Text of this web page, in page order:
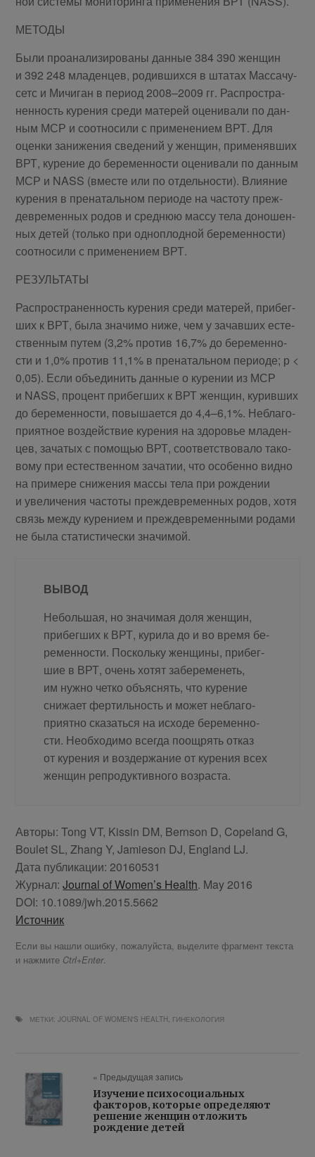
МЕТОДЫ
Были про­ана­ли­зи­ро­ва­ны дан­ные 384 390 жен­щин
и 392 248 мла­ден­цев, ро­див­ших­ся в шта­тах Мас­са­чу­
сетс и Мичи­ган в пе­ри­од 2008–2009 гг. Рас­про­стра­
нен­ность ку­ре­ния сре­ди ма­те­рей оце­ни­ва­ли по дан­
ным МСР и со­от­но­си­ли с при­ме­не­ни­ем ВРТ. Для
оцен­ки за­ни­же­ния све­де­ний у жен­щин, при­ме­няв­ших
ВРТ, ку­ре­ние до бе­ре­мен­но­сти оце­ни­ва­ли по дан­ным
МСР и NASS (вме­сте или по от­дель­но­сти). Вли­я­ние
ку­ре­ния в пре­на­таль­ном пе­ри­о­де на ча­сто­ту преж­
девре­мен­ных ро­дов и сред­нюю мас­су тела до­но­шен­
ных де­тей (толь­ко при од­но­плод­ной бе­ре­мен­но­сти)
со­от­но­си­ли с при­ме­не­ни­ем ВРТ.
РЕЗУЛЬТАТЫ
Рас­про­стра­нен­ность ку­ре­ния сре­ди ма­те­рей, при­бег­
ших к ВРТ, была зна­чи­мо ниже, чем у за­чав­ших есте­
ствен­ным пу­тем (3,2% про­тив 16,7% до бе­ре­мен­но­
сти и 1,0% про­тив 11,1% в пре­на­таль­ном пе­ри­о­де; р <
0,05). Если объ­еди­нить дан­ные о ку­ре­нии из МСР
и NASS, про­цент при­бег­ших к ВРТ жен­щин, ку­рив­ших
до бе­ре­мен­но­сти, по­вы­ша­ет­ся до 4,4–6,1%. Небла­го­
при­ят­ное воз­дей­ствие ку­ре­ния на здо­ро­вье мла­ден­
цев, за­ча­тых с по­мо­щью ВРТ, со­от­вет­ство­ва­ло та­ко­
во­му при есте­ствен­ном за­ча­тии, что осо­бен­но вид­но
на при­ме­ре сни­же­ния мас­сы тела при рож­де­нии
и уве­ли­че­ния ча­сто­ты преж­девре­мен­ных ро­дов, хотя
связь меж­ду ку­ре­ни­ем и преж­девре­мен­ны­ми ро­да­ми
не была ста­ти­сти­че­ски зна­чи­мой.
ВЫВОД
Неболь­шая, но зна­чи­мая доля жен­щин,
при­бег­ших к ВРТ, ку­ри­ла до и во вре­мя бе­
ре­мен­но­сти. Посколь­ку жен­щи­ны, при­бег­
шие в ВРТ, очень хо­тят за­бе­ре­ме­неть,
им нуж­но чет­ко объ­яс­нять, что ку­ре­ние
сни­жа­ет фер­тиль­ность и мо­жет небла­го­
при­ят­но ска­зать­ся на ис­хо­де бе­ре­мен­но­
сти. Необ­хо­ди­мо все­гда по­ощ­рять от­каз
от ку­ре­ния и воз­дер­жа­ние от ку­ре­ния всех
жен­щин ре­про­дук­тив­но­го воз­раста.
Авторы: Tong VT, Kissin DM, Bernson D, Copeland G,
Boulet SL, Zhang Y, Jamieson DJ, England LJ.
Дата публикации: 20160531
Журнал: Journal of Women’s Health. May 2016
DOI: 10.1089/jwh.2015.5662
Источник
Если вы нашли ошибку, пожалуйста, выделите фрагмент текста
и нажмите Ctrl+Enter.
МЕТКИ:JOURNAL OF WOMEN'S HEALTH, ГИНЕКОЛОГИЯ
« Предыдущая запись
Изучение психосоциальных
факторов, которые определяют
решение женщин отложить
рождение детей